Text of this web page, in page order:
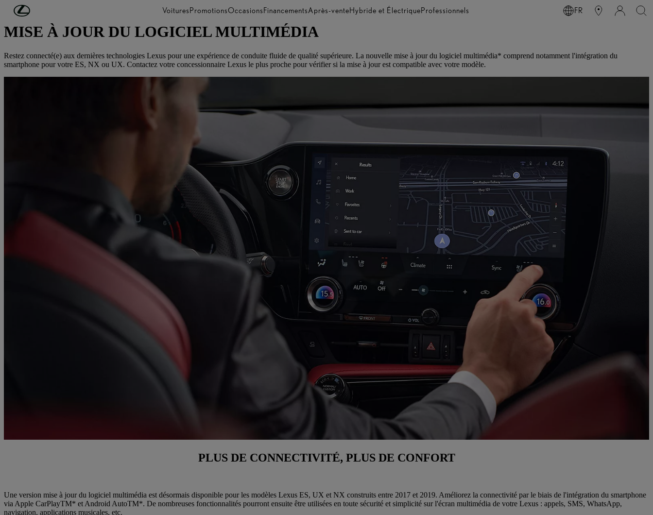
Passer au contenu principal VoituresPromotionsOccasionsFinancementsAprès-venteHybride et ÉlectriqueProfessionnels FR
MISE À JOUR DU LOGICIEL MULTIMÉDIA
Restez connecté(e) aux dernières technologies Lexus pour une expérience de conduite fluide de qualité supérieure. La nouvelle mise à jour du logiciel multimédia* comprend notamment l'intégration du
smartphone pour votre ES, NX ou UX. Contactez votre concessionnaire Lexus le plus proche pour vérifier si la mise à jour est compatible avec votre modèle.
PLUS DE CONNECTIVITÉ, PLUS DE CONFORT
Une version mise à jour du logiciel multimédia est désormais disponible pour les modèles Lexus ES, UX et NX construits entre 2017 et 2019. Améliorez la connectivité par le biais de l'intégration du smartphone
via Apple CarPlayTM* et Android AutoTM*. De nombreuses fonctionnalités pourront ensuite être utilisées en toute sécurité et simplicité sur l'écran multimédia de votre Lexus : appels, SMS, WhatsApp,
navigation, applications musicales, etc.